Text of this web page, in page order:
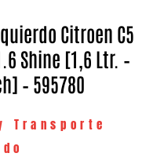
Citroen C5
Shine [1,6 Ltr. –
– 595780
Transporte